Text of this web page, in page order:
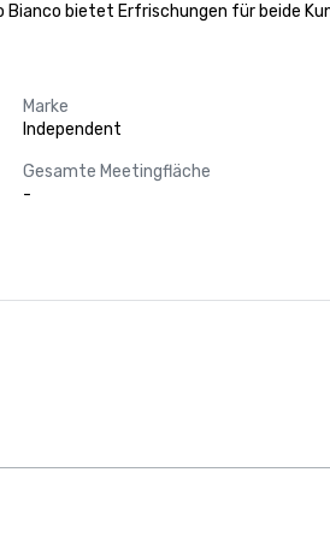
bietet Erfrischungen für beide
Marke
Independent
Gesamte Meetingfläche
-